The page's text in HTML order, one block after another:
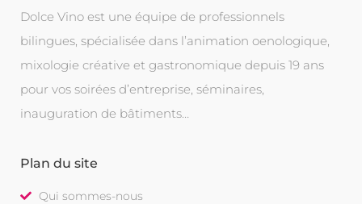
Dolce Vino est une équipe de professionnels
bilingues, spécialisée dans l’animation oenologique,
mixologie créative et gastronomique depuis 19 ans
pour vos soirées d’entreprise, séminaires,
inauguration de bâtiments…
Plan du site
Qui sommes-nous